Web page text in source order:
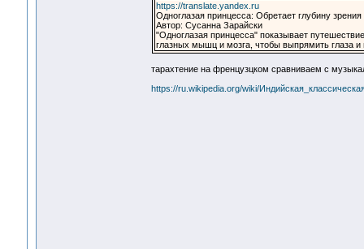
https://translate.yandex.ru
Одноглазая принцесса: Обретает глубину
Автор: Сусанна Зарайски
"Одноглазая принцесса" показывает
глазных мышц и мозга, чтобы выпрямить глаза и
тарахтение на френцузцком сравниваем с
https://ru.wikipedia.org/wiki/